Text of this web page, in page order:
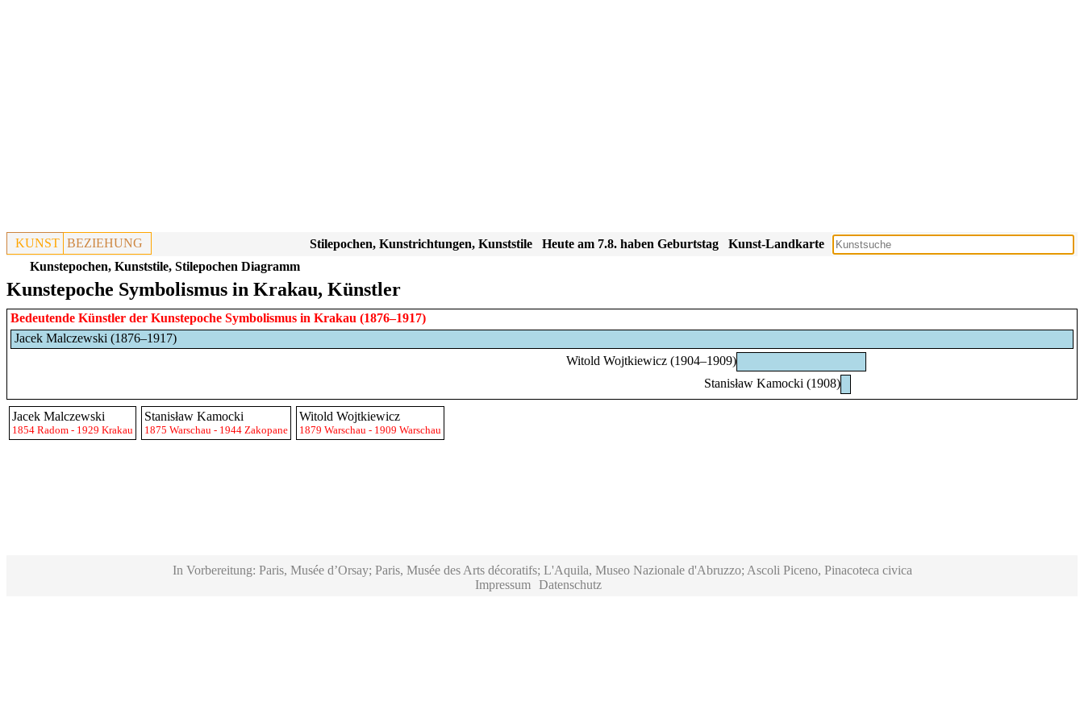
KUNST BEZIEHUNG Kunst-Landkarte
Heute am 7.8. haben Geburtstag
Stilepochen, Kunstrichtungen, Kunststile
Kunstepochen, Kunststile, Stilepochen Diagramm
Kunstepoche Symbolismus in Krakau, Künstler
Bedeutende Künstler der Kunstepoche Symbolismus in Krakau (1876–1917)
Jacek Malczewski (1876–1917)
Witold Wojtkiewicz (1904–1909)
Stanisław Kamocki (1908)
Jacek Malczewski
1854 Radom - 1929 Krakau
Stanisław Kamocki
1875 Warschau - 1944 Zakopane
Witold Wojtkiewicz
1879 Warschau - 1909 Warschau
In Vorbereitung: Paris, Musée d’Orsay; Paris, Musée des Arts décoratifs; L'Aquila, Museo Nazionale d'Abruzzo; Ascoli Piceno, Pinacoteca civica
Impressum
Datenschutz